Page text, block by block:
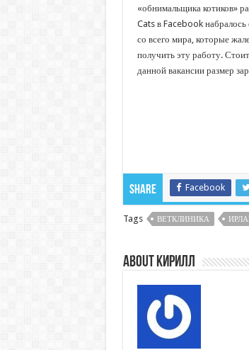
«обнимальщика котиков»
Cats в Facebook
со всего мира, которые
получить эту работу.
данной вакансии размер
Share Facebook
Tags ВЕТКЛИНИКА
About Кирилл